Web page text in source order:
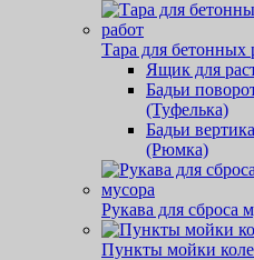
Тара для бетонных
Ящик для
Бадьи
(Туфелька)
Бадьи
(Рюмка)
Рукава для сброса
Пункты мойки